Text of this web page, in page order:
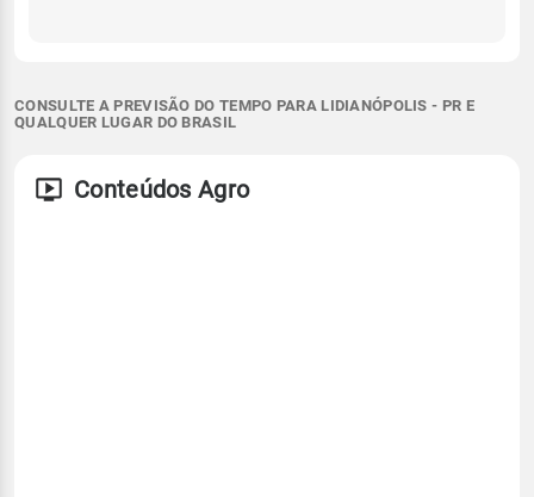
CONSULTE A PREVISÃO DO TEMPO PARA LIDIANÓPOLIS - PR E
QUALQUER LUGAR DO BRASIL
Conteúdos Agro